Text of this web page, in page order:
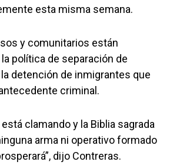
esta misma semana.
y comunitarios están
política de separación de
detención de inmigrantes que
criminal.
clamando y la Biblia sagrada
arma ni operativo formado
dijo Contreras.